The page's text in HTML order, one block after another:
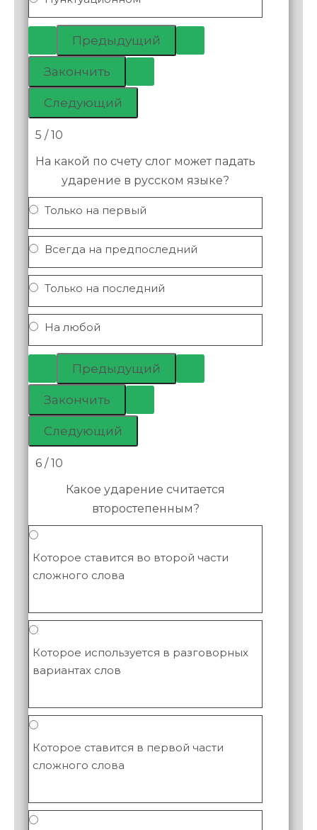
5 / 10
На какой по счету слог может падать
ударение в русском языке?
Только на первый
Всегда на предпоследний
Только на последний
На любой
6 / 10
Какое ударение считается
второстепенным?
Которое ставится во второй части
сложного слова
Которое используется в разговорных
вариантах слов
Которое ставится в первой части
сложного слова